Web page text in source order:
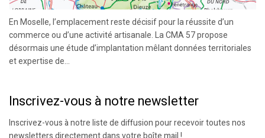
En Moselle, l’emplacement reste décisif pour la réussite d’un
commerce ou d’une activité artisanale. La CMA 57 propose
désormais une étude d’implantation mêlant données territoriales
et expertise de...
Inscrivez-vous à notre newsletter
Inscrivez-vous à notre liste de diffusion pour recevoir toutes nos